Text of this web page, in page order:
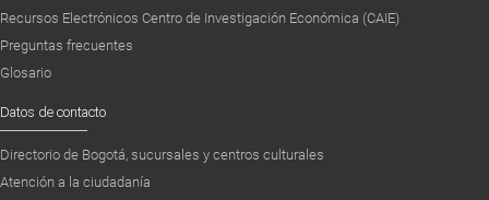
Recursos Electrónicos Centro de Investigación Económica (CAIE)
Preguntas frecuentes
Glosario
Datos de contacto
Directorio de Bogotá, sucursales y centros culturales
Atención a la ciudadanía